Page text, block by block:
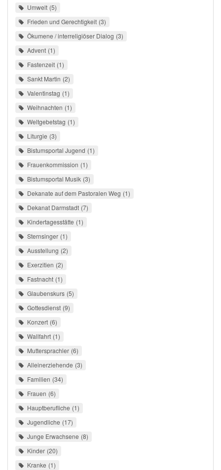
Umwelt 5
Frieden und Gerechtigkeit 3
Ökumene / interreligiöser Dialog 3
Advent 1
Fastenzeit 1
Sankt Martin 2
Valentinstag 1
Weihnachten 1
Weltgebetstag 1
Liturgie 3
Bistumsportal Jugend 1
Frauenkommission 1
Bistumsportal Musik 3
Dekanate auf dem Pastoralen Weg 1
Dekanat Darmstadt 7
Kindertagesstätte 1
Sternsinger 1
Ausstellung 2
Exerzitien 2
Fastnacht 1
Glaubenskurs 5
Gottesdienst 9
Konzert 6
Wallfahrt 1
Muttersprachler 6
Alleinerziehende 3
Familien 34
Frauen 6
Hauptberufliche 1
Jugendliche 17
Junge Erwachsene 8
Kinder 20
Kranke 1